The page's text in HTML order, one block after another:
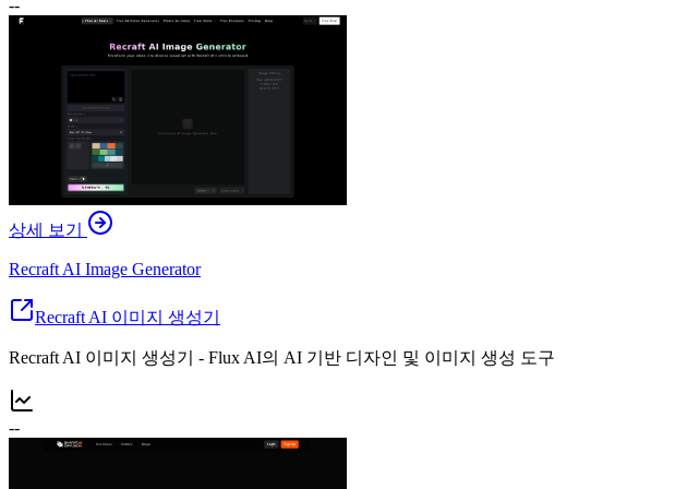
--
상세 보기
Recraft AI Image Generator
Recraft AI 이미지 생성기
Recraft AI 이미지 생성기 - Flux AI의 AI 기반 디자인 및 이미지 생성 도구
--